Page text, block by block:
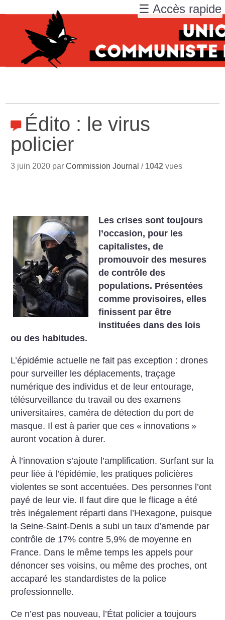
Édito : le virus
policier
3 juin 2020 parCommission Journal / 1042 vues
Les crises sont toujours
l’occasion, pour les
capitalistes, de
promouvoir des mesures
de contrôle des
populations. Présentées
comme provisoires, elles
finissent par être
instituées dans des lois
ou des habitudes.
L’épidémie actuelle ne fait pas exception : drones
pour surveiller les déplacements, traçage
numérique des individus et de leur entourage,
télésurveillance du travail ou des examens
universitaires, caméra de détection du port de
masque. Il est à parier que ces « innovations »
auront vocation à durer.
À l’innovation s’ajoute l’amplification. Surfant sur la
peur liée à l’épidémie, les pratiques policières
violentes se sont accentuées. Des personnes l’ont
payé de leur vie. Il faut dire que le flicage a été
très inégalement réparti dans l’Hexagone, puisque
la Seine-Saint-Denis a subi un taux d’amende par
contrôle de 17% contre 5,9% de moyenne en
France. Dans le même temps les appels pour
dénoncer ses voisins, ou même des proches, ont
accaparé les standardistes de la police
professionnelle.
Ce n’est pas nouveau, l’État policier a toujours
☰ Accès rapide